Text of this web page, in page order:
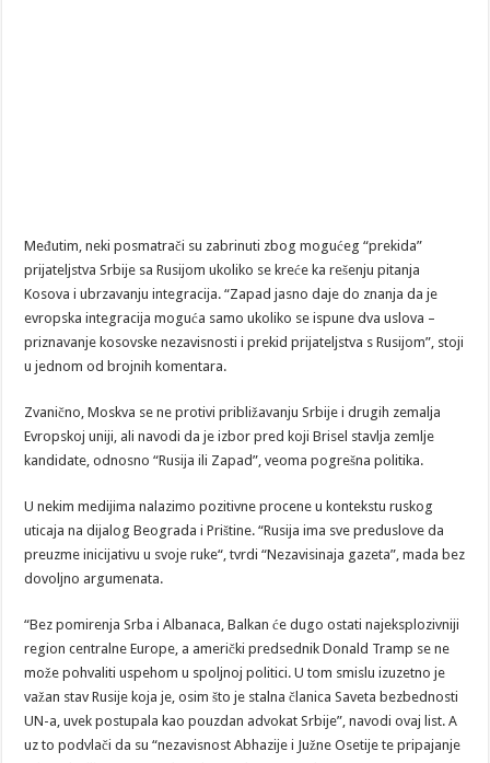
Međutim, neki posmatrači su zabrinuti zbog mogućeg “prekida”
prijateljstva Srbije sa Rusijom ukoliko se kreće ka rešenju pitanja
Kosova i ubrzavanju integracija. “Zapad jasno daje do znanja da je
evropska integracija moguća samo ukoliko se ispune dva uslova –
priznavanje kosovske nezavisnosti i prekid prijateljstva s Rusijom”, stoji
u jednom od brojnih komentara.
Zvanično, Moskva se ne protivi približavanju Srbije i drugih zemalja
Evropskoj uniji, ali navodi da je izbor pred koji Brisel stavlja zemlje
kandidate, odnosno “Rusija ili Zapad”, veoma pogrešna politika.
U nekim medijima nalazimo pozitivne procene u kontekstu ruskog
uticaja na dijalog Beograda i Prištine. “Rusija ima sve preduslove da
preuzme inicijativu u svoje ruke“, tvrdi “Nezavisinaja gazeta”, mada bez
dovoljno argumenata.
“Bez pomirenja Srba i Albanaca, Balkan će dugo ostati najeksplozivniji
region centralne Europe, a američki predsednik Donald Tramp se ne
može pohvaliti uspehom u spoljnoj politici. U tom smislu izuzetno je
važan stav Rusije koja je, osim što je stalna članica Saveta bezbednosti
UN-a, uvek postupala kao pouzdan advokat Srbije”, navodi ovaj list. A
uz to podvlači da su “nezavisnost Abhazije i Južne Osetije te pripajanje